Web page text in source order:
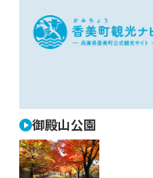
御殿山公園